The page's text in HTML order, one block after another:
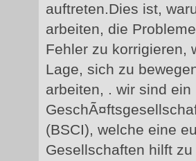
auftreten.Dies ist,
arbeiten, die
Fehler zu korrigieren,
Lage, sich zu
arbeiten, . wir sind
(BSCI), welche eine
Gesellschaften hilft